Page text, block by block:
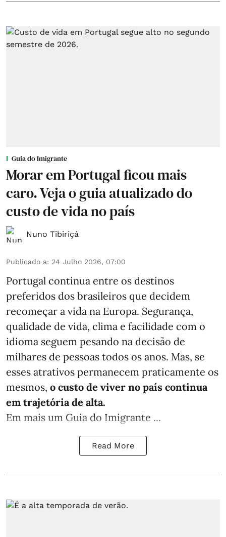
Guia do Imigrante
Morar em Portugal ficou mais
caro. Veja o guia atualizado do
custo de vida no país
Nuno Tibiriçá
Publicado a: 24 Julho 2026, 07:00
Portugal continua entre os destinos
preferidos dos brasileiros que decidem
recomeçar a vida na Europa. Segurança,
qualidade de vida, clima e facilidade com o
idioma seguem pesando na decisão de
milhares de pessoas todos os anos. Mas, se
esses atrativos permanecem praticamente os
mesmos, o custo de viver no país continua
em trajetória de alta.
Em mais um Guia do Imigrante ...
Read More